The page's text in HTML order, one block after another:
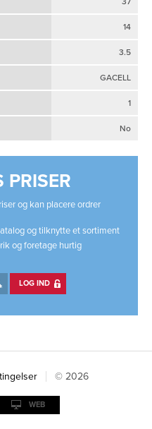
14
3.5
GACELL
1
No
PRISER
og kan placere ordrer
og tilknytte et sortiment
og foretage hurtig
LOG IND
© 2026
WEB